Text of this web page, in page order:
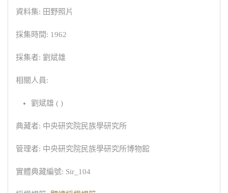
資料集: 田野照片
採集時間: 1962
採集者: 劉斌雄
相關人員:
劉斌雄 ( )
典藏者: 中央研究院民族學研究所
管理者: 中央研究院民族學研究所博物館
實體典藏編號: Sir_104